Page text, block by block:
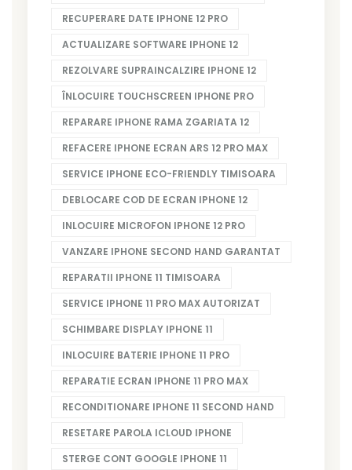
RECUPERARE DATE IPHONE 12 PRO
ACTUALIZARE SOFTWARE IPHONE 12
REZOLVARE SUPRAINCALZIRE IPHONE 12
ÎNLOCUIRE TOUCHSCREEN IPHONE PRO
REPARARE IPHONE RAMA ZGARIATA 12
REFACERE IPHONE ECRAN ARS 12 PRO MAX
SERVICE IPHONE ECO-FRIENDLY TIMISOARA
DEBLOCARE COD DE ECRAN IPHONE 12
INLOCUIRE MICROFON IPHONE 12 PRO
VANZARE IPHONE SECOND HAND GARANTAT
REPARATII IPHONE 11 TIMISOARA
SERVICE IPHONE 11 PRO MAX AUTORIZAT
SCHIMBARE DISPLAY IPHONE 11
INLOCUIRE BATERIE IPHONE 11 PRO
REPARATIE ECRAN IPHONE 11 PRO MAX
RECONDITIONARE IPHONE 11 SECOND HAND
RESETARE PAROLA ICLOUD IPHONE
STERGE CONT GOOGLE IPHONE 11